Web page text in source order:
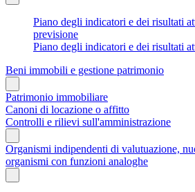
Piano degli indicatori e dei risultati
previsione
Piano degli indicatori e dei risultati
Beni immobili e gestione patrimonio
Patrimonio immobiliare
Canoni di locazione o affitto
Controlli e rilievi sull'amministrazione
Organismi indipendenti di valutuazione,
organismi con funzioni analoghe